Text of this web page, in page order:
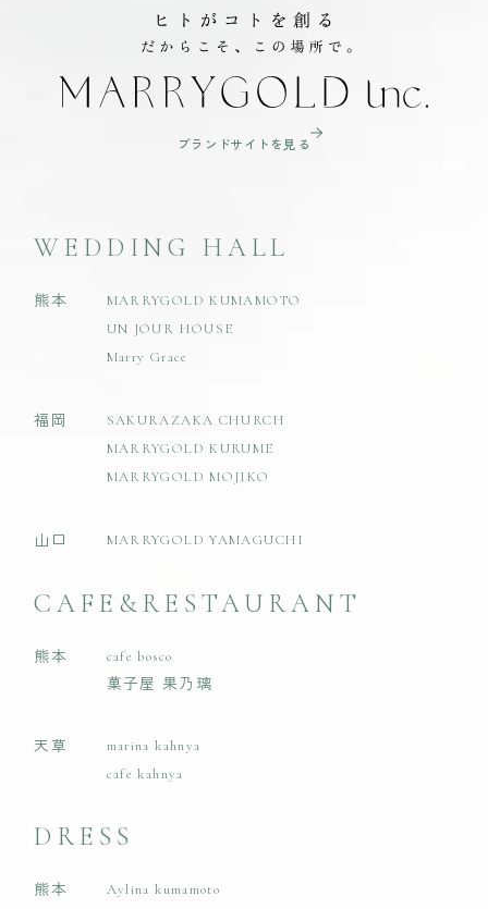
ブランドサイトを見る
WEDDING HALL
熊本
MARRYGOLD KUMAMOTO
UN JOUR HOUSE
Marry Grace
福岡
SAKURAZAKA CHURCH
MARRYGOLD KURUME
MARRYGOLD MOJIKO
山口 MARRYGOLD YAMAGUCHI
CAFE&RESTAURANT
熊本 cafe bosco
菓子屋 果乃璃
天草
marina kahnya
cafe kahnya
DRESS
熊本 Aylina kumamoto